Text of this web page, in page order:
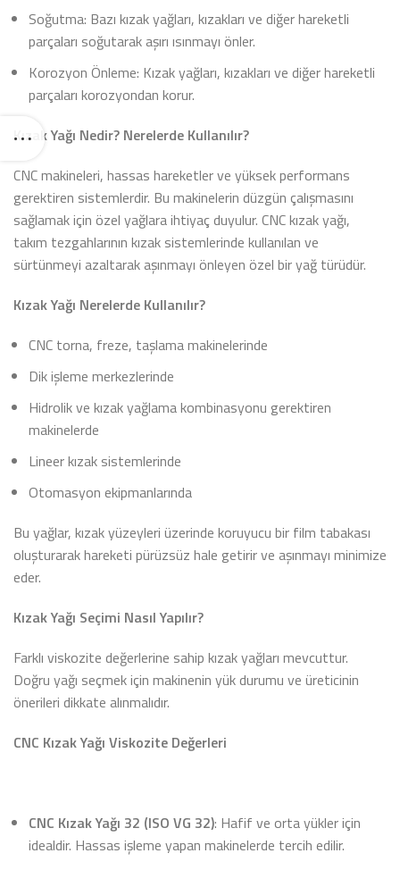
Soğutma: Bazı kızak yağları, kızakları ve diğer hareketli
parçaları soğutarak aşırı ısınmayı önler.
Korozyon Önleme: Kızak yağları, kızakları ve diğer hareketli
parçaları korozyondan korur.
Kızak Yağı Nedir? Nerelerde Kullanılır?
CNC makineleri, hassas hareketler ve yüksek performans
gerektiren sistemlerdir. Bu makinelerin düzgün çalışmasını
sağlamak için özel yağlara ihtiyaç duyulur. CNC kızak yağı,
takım tezgahlarının kızak sistemlerinde kullanılan ve
sürtünmeyi azaltarak aşınmayı önleyen özel bir yağ türüdür.
Kızak Yağı Nerelerde Kullanılır?
CNC torna, freze, taşlama makinelerinde
Dik işleme merkezlerinde
Hidrolik ve kızak yağlama kombinasyonu gerektiren
makinelerde
Lineer kızak sistemlerinde
Otomasyon ekipmanlarında
Bu yağlar, kızak yüzeyleri üzerinde koruyucu bir film tabakası
oluşturarak hareketi pürüzsüz hale getirir ve aşınmayı minimize
eder.
Kızak Yağı Seçimi Nasıl Yapılır?
Farklı viskozite değerlerine sahip kızak yağları mevcuttur.
Doğru yağı seçmek için makinenin yük durumu ve üreticinin
önerileri dikkate alınmalıdır.
CNC Kızak Yağı Viskozite Değerleri
CNC Kızak Yağı 32 (ISO VG 32): Hafif ve orta yükler için
idealdir. Hassas işleme yapan makinelerde tercih edilir.